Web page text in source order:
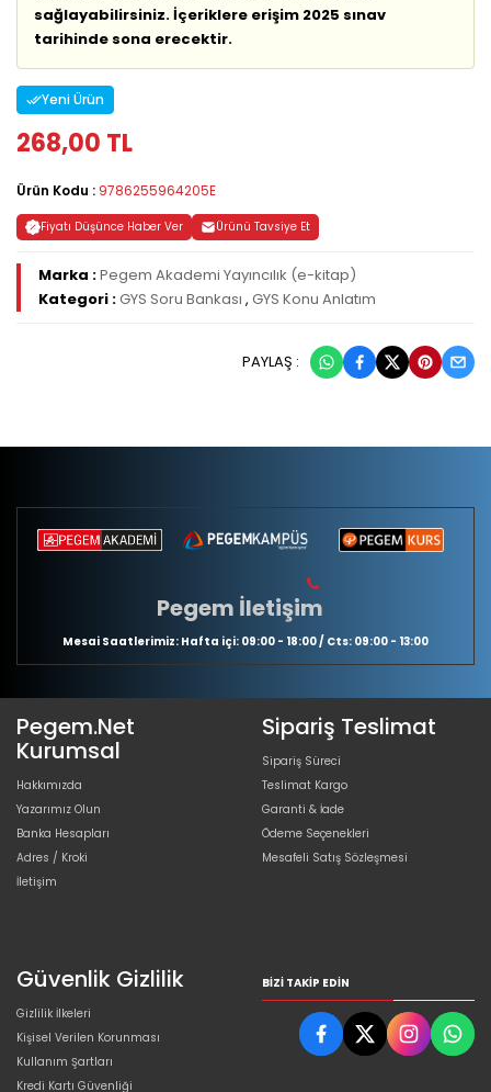
sağlayabilirsiniz. İçeriklere erişim 2025 sınav
tarihinde sona erecektir.
Yeni Ürün
268,00 TL
Ürün Kodu : 9786255964205E
Fiyatı Düşünce Haber Ver Ürünü Tavsiye Et
Marka :Pegem Akademi Yayıncılık (e-kitap)
Kategori :GYS Soru Bankası , GYS Konu Anlatım
PAYLAŞ :
Pegem İletişim
Mesai Saatlerimiz: Hafta içi: 09:00 - 18:00 / Cts: 09:00 - 13:00
Pegem.Net
Kurumsal
Hakkımızda
Yazarımız Olun
Banka Hesapları
Adres / Kroki
İletişim
Sipariş Teslimat
Sipariş Süreci
Teslimat Kargo
Garanti & İade
Ödeme Seçenekleri
Mesafeli Satış Sözleşmesi
Güvenlik Gizlilik
Gizlilik İlkeleri
Kişisel Verilen Korunması
Kullanım Şartları
Kredi Kartı Güvenliği
BIZI TAKIP EDIN